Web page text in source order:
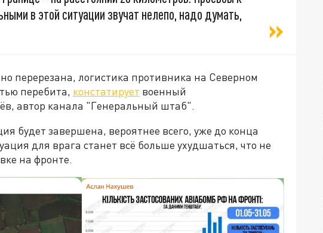
в этой ситуации звучат нелепо, надо думать,
перерезана, логистика противника на Северном
перебита, констатирует военный
автор канала "Генеральный штаб".
будет завершена, вероятнее всего, уже до конца
для врага станет всё больше ухудшаться, что не
на фронте.